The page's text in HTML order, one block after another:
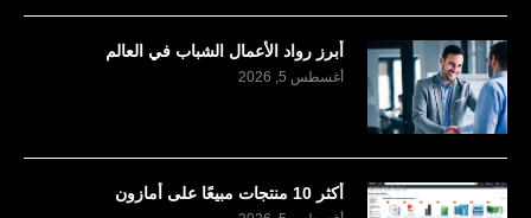
أبرز رواد الأعمال الشباب في العالم
أغسطس 5, 2026
أكثر 10 منتجات مبيعًا على أمازون